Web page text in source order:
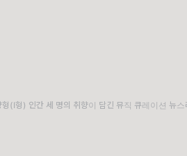
(I형) 인간 세 명의 취향이 담긴 뮤직 큐레이션 뉴스